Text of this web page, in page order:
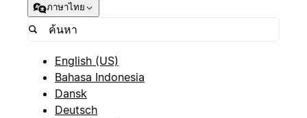
ภาษาไทย
English (US)
Bahasa Indonesia
Dansk
Deutsch